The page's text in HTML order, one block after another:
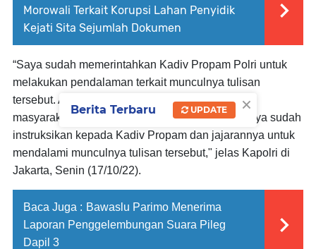
Morowali Terkait Korupsi Lahan Penyidik
Kejati Sita Sejumlah Dokumen
“Saya sudah memerintahkan Kadiv Propam Polri untuk
melakukan pendalaman terkait munculnya tulisan
tersebut. Ada masukan dari personel Polri dan
masyarakat akan hal tersebut. Oleh sebab itu, saya sudah
instruksikan kepada Kadiv Propam dan jajarannya untuk
mendalami munculnya tulisan tersebut," jelas Kapolri di
Jakarta, Senin (17/10/22).
Baca Juga : Bawaslu Parimo Menerima
Laporan Penggelembungan Suara Pileg
Dapil 3
×
Berita Terbaru UPDATE